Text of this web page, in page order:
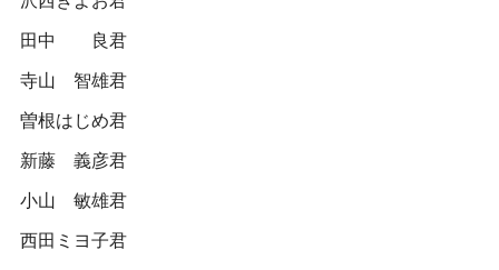
田中 良君
寺山 智雄君
曽根はじめ君
新藤 義彦君
小山 敏雄君
西田ミヨ子君